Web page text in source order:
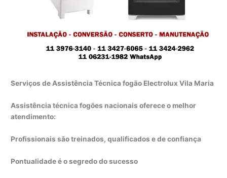
Serviços de Assistência Técnica fogão Electrolux Vila Maria
Assistência técnica fogões nacionais oferece o melhor
atendimento:
Profissionais são treinados, qualificados e de confiança
Pontualidade é o segredo do sucesso